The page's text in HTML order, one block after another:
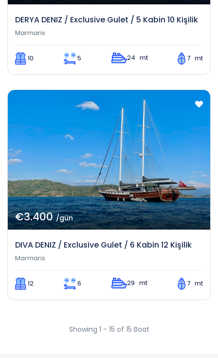
DERYA DENIZ / Exclusive Gulet / 5 Kabin 10 Kişilik
Marmaris
10 5 24 mt 7 mt
€3.400/gün
DIVA DENIZ / Exclusive Gulet / 6 Kabin 12 Kişilik
Marmaris
12 6 29 mt 7 mt
Showing 1 - 15 of 15 Boat